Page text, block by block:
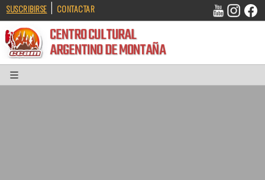
SUSCRIBIRSE | CONTACTAR
CENTRO CULTURAL
ARGENTINO DE MONTAÑA